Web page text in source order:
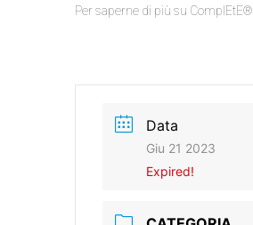
Per saperne di più su ComplEtE®,
Data
Giu 21 2023
Expired!